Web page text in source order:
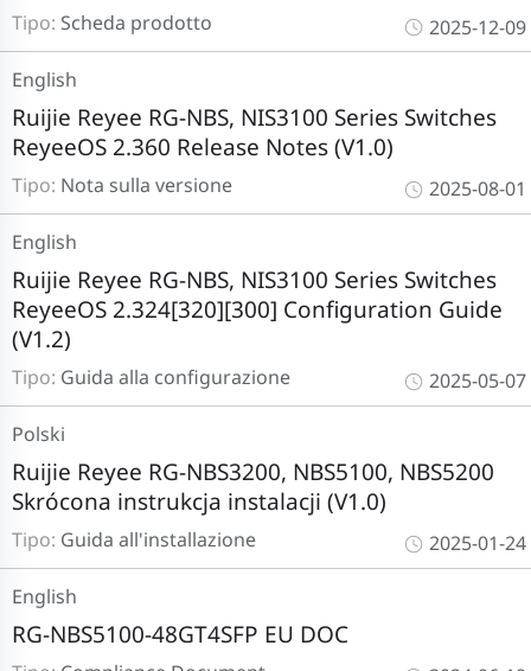
Tipo: Scheda prodotto 2025-12-09
Tipo: Nota sulla versione
Ruijie Reyee RG-NBS, NIS3100 Series Switches
ReyeeOS 2.360 Release Notes (V1.0)
English
2025-08-01
Tipo: Guida alla configurazione
Ruijie Reyee RG-NBS, NIS3100 Series Switches
ReyeeOS 2.324[320][300] Configuration Guide
(V1.2)
English
2025-05-07
Tipo: Guida all'installazione
Ruijie Reyee RG-NBS3200, NBS5100, NBS5200
Skrócona instrukcja instalacji (V1.0)
Polski
2025-01-24
RG-NBS5100-48GT4SFP EU DOC
English